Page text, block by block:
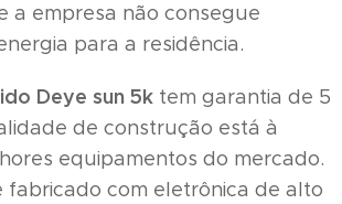
a empresa não consegue
para a residência.
Deye sun 5k tem garantia de 5
de construção está à
equipamentos do mercado.
fabricado com eletrônica de alto